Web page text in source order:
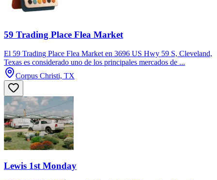
59 Trading Place Flea Market
El 59 Trading Place Flea Market en 3696 US Hwy 59 S, Cleveland,
Texas es considerado uno de los principales mercados de ...
Corpus Christi, TX
Lewis 1st Monday